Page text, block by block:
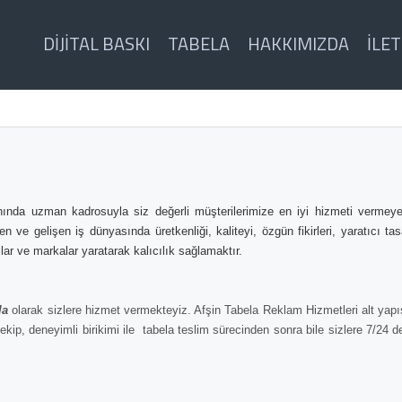
DIJITAL BASKI TABELA HAKKIMIZDA
uzman kadrosuyla siz değerli müşterilerimize en iyi hizmeti
ve gelişen iş dünyasında üretkenliği, kaliteyi, özgün fikirleri, yaratıcı
ve markalar yaratarak kalıcılık sağlamaktır.
olarak sizlere hizmet vermekteyiz. Afşin Tabela Reklam Hizmetleri alt
ekip, deneyimli birikimi ile tabela teslim sürecinden sonra bile sizlere 7/24